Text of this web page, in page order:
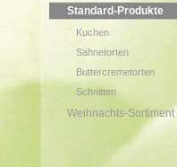
Standard-Produkte
Kuchen
Sahnetorten
Buttercremetorten
Schnitten
Weihnachts-Sortiment